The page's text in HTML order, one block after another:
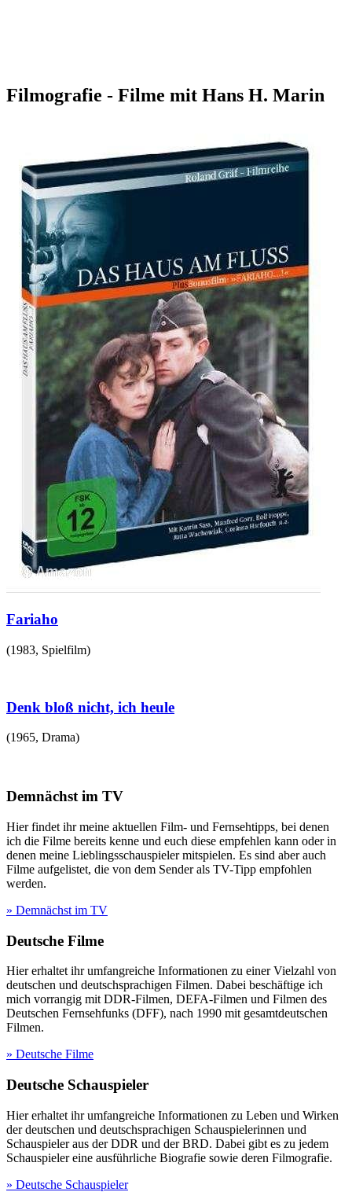
Filmografie - Filme mit Hans H. Marin
Fariaho
(1983, Spielfilm)
Denk bloß nicht, ich heule
(1965, Drama)
Demnächst im TV
Hier findet ihr meine aktuellen Film- und Fernsehtipps, bei denen
ich die Filme bereits kenne und euch diese empfehlen kann oder in
denen meine Lieblingsschauspieler mitspielen. Es sind aber auch
Filme aufgelistet, die von dem Sender als TV-Tipp empfohlen
werden.
» Demnächst im TV
Deutsche Filme
Hier erhaltet ihr umfangreiche Informationen zu einer Vielzahl von
deutschen und deutschsprachigen Filmen. Dabei beschäftige ich
mich vorrangig mit DDR-Filmen, DEFA-Filmen und Filmen des
Deutschen Fernsehfunks (DFF), nach 1990 mit gesamtdeutschen
Filmen.
» Deutsche Filme
Deutsche Schauspieler
Hier erhaltet ihr umfangreiche Informationen zu Leben und Wirken
der deutschen und deutschsprachigen Schauspielerinnen und
Schauspieler aus der DDR und der BRD. Dabei gibt es zu jedem
Schauspieler eine ausführliche Biografie sowie deren Filmografie.
» Deutsche Schauspieler